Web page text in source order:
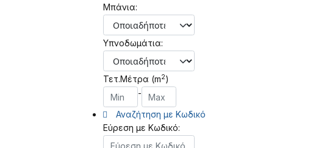
Μπάνια:
Υπνοδωμάτια:
Τετ.Μέτρα (m2)
-
Αναζήτηση με Κωδικό
Εύρεση με Κωδικό: